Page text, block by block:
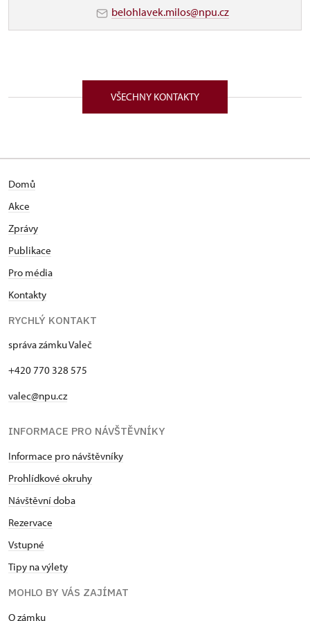
belohlavek.milos@npu.cz
VŠECHNY KONTAKTY
Domů
Akce
Zprávy
Publikace
Pro média
Kontakty
RYCHLÝ KONTAKT
správa zámku Valeč
+420 770 328 575
valec@npu.cz
INFORMACE PRO NÁVŠTĚVNÍKY
Informace pro návštěvníky
Prohlídkové okruhy
Návštěvní doba
Rezervace
Vstupné
Tipy na výlety
MOHLO BY VÁS ZAJÍMAT
O zámku